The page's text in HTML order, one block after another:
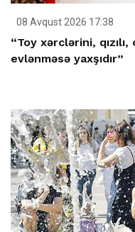
08 Avqust 2026 17:38
“Toy xərclərini,
evlənməsə yaxşıdır”